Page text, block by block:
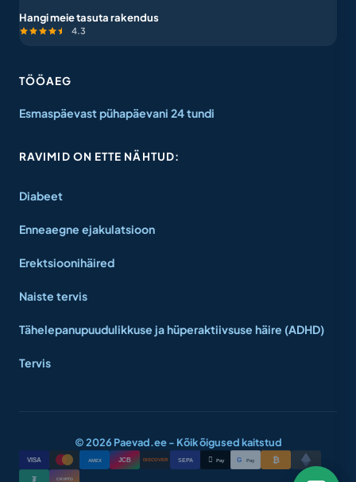
Hangi meie tasuta rakendus
4.3
TÖÖAEG
Esmaspäevast pühapäevani 24 tundi
RAVIMID ON ETTE NÄHTUD:
Diabeet
Enneaegne ejakulatsioon
Erektsioonihäired
Naiste tervis
Tähelepanupuudulikkuse ja hüperaktiivsuse häire (ADHD)
Tervis
© 2026 Paevad.ee - Kõik õigused kaitstud
VISA AMEX JCB DISCOVER SEPA  Pay G Pay ₿
₮ CRYPTO